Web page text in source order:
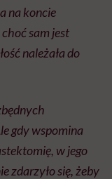
na koncie
sam jest
należała do
gdy wspomina
w jego
zdarzyło się, żeby